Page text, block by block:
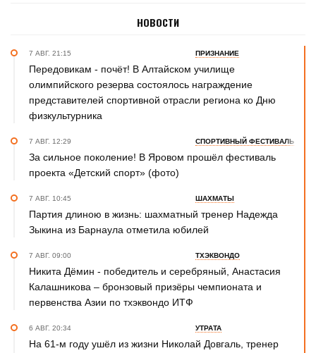
НОВОСТИ
7 АВГ. 21:15 ПРИЗНАНИЕ
Передовикам - почёт! В Алтайском училище
олимпийского резерва состоялось награждение
представителей спортивной отрасли региона ко Дню
физкультурника
7 АВГ. 12:29 СПОРТИВНЫЙ ФЕСТИВАЛЬ
За сильное поколение! В Яровом прошёл фестиваль
проекта «Детский спорт» (фото)
7 АВГ. 10:45 ШАХМАТЫ
Партия длиною в жизнь: шахматный тренер Надежда
Зыкина из Барнаула отметила юбилей
7 АВГ. 09:00 ТХЭКВОНДО
Никита Дёмин - победитель и серебряный, Анастасия
Калашникова – бронзовый призёры чемпионата и
первенства Азии по тхэквондо ИТФ
6 АВГ. 20:34 УТРАТА
На 61-м году ушёл из жизни Николай Довгаль, тренер